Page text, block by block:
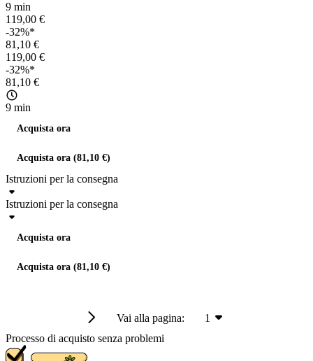
9 min
119,00 €
-32%*
81,10 €
119,00 €
-32%*
81,10 €
9 min
Acquista ora
Acquista ora (81,10 €)
Istruzioni per la consegna
Istruzioni per la consegna
Acquista ora
Acquista ora (81,10 €)
Vai alla pagina:
1
Processo di acquisto senza problemi